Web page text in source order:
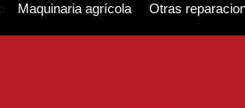
Maquinaria agrícola Otras